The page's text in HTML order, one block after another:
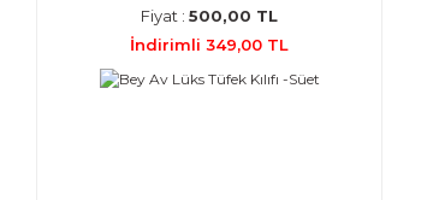
Fiyat : 500,00 TL
İndirimli 349,00 TL